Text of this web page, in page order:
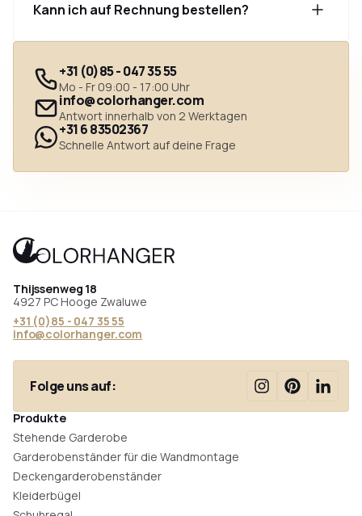
Kann ich auf Rechnung bestellen?
+31 (0)85 - 047 35 55
Mo - Fr 09:00 - 17:00 Uhr
info@colorhanger.com
Antwort innerhalb von 2 Werktagen
+31 6 83502367
Schnelle Antwort auf deine Frage
Thijssenweg 18
4927 PC Hooge Zwaluwe
+31 (0)85 - 047 35 55
info@colorhanger.com
Folge uns auf:
Produkte
Stehende Garderobe
Garderobenständer für die Wandmontage
Deckengarderobenständer
Kleiderbügel